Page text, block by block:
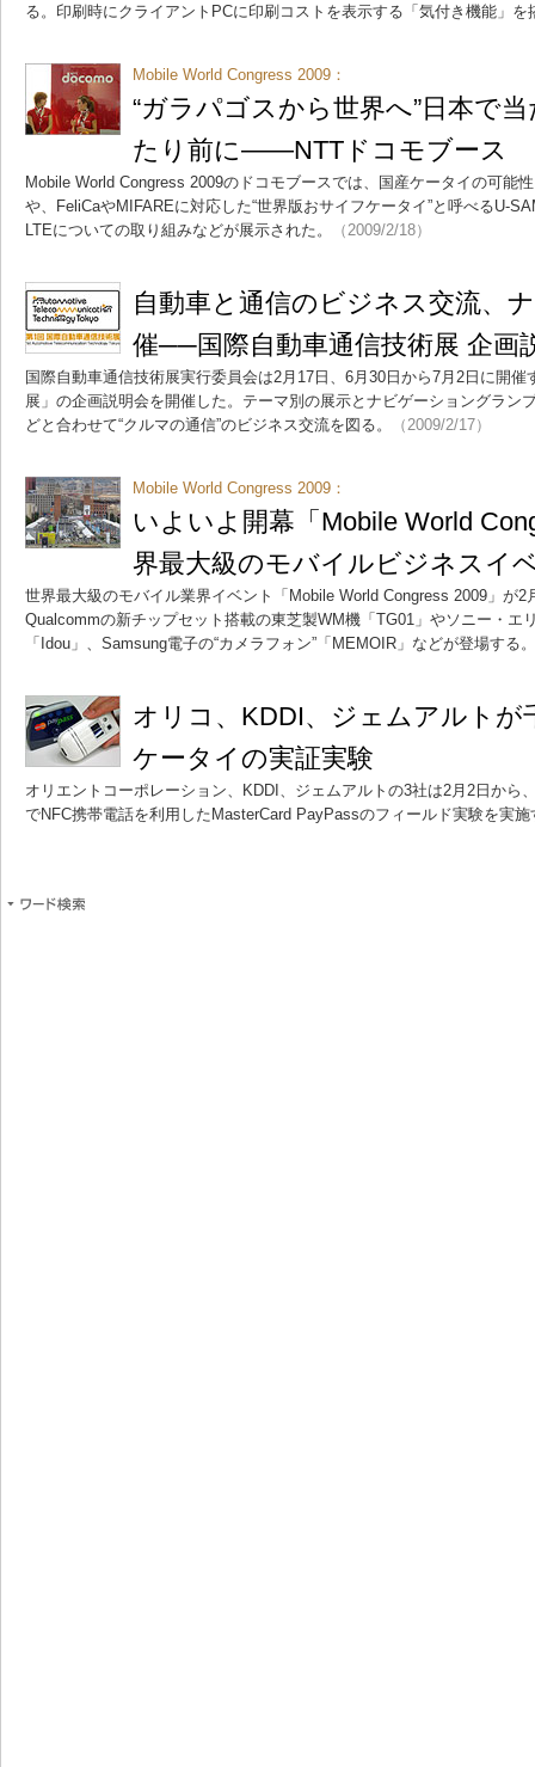
る。印刷時にクライアントPCに印刷コストを表示する「気付き機能」を
Mobile World Congress 2009：
“ガラパゴスから世界へ”日本で
たり前に――NTTドコモブース
Mobile World Congress 2009のドコモブースでは、国産ケータイの可能
や、FeliCaやMIFAREに対応した“世界版おサイフケータイ”と呼べるU-
LTEについての取り組みなどが展示された。
（2009/2/18）
自動車と通信のビジネス交流、
催──国際自動車通信技術展 企画
国際自動車通信技術展実行委員会は2月17日、6月30日から7月2日に開
展」の企画説明会を開催した。テーマ別の展示とナビゲーショングラン
どと合わせて“クルマの通信”のビジネス交流を図る。
（2009/2/17）
Mobile World Congress 2009：
いよいよ開幕「Mobile World
界最大級のモバイルビジネスイ
世界最大級のモバイル業界イベント「Mobile World Congress 2009」が2
Qualcommの新チップセット搭載の東芝製WM機「TG01」やソニー・エ
「Idou」、Samsung電子の“カメラフォン”「MEMOIR」などが登場する。
オリコ、KDDI、ジェムアルトが
ケータイの実証実験
オリエントコーポレーション、KDDI、ジェムアルトの3社は2月2日から
でNFC携帯電話を利用したMasterCard PayPassのフィールド実験を実